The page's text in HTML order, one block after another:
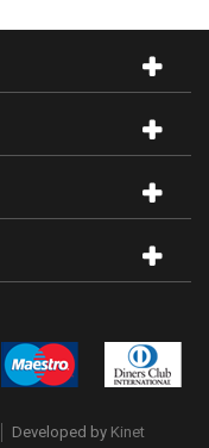
Developed by Kinet